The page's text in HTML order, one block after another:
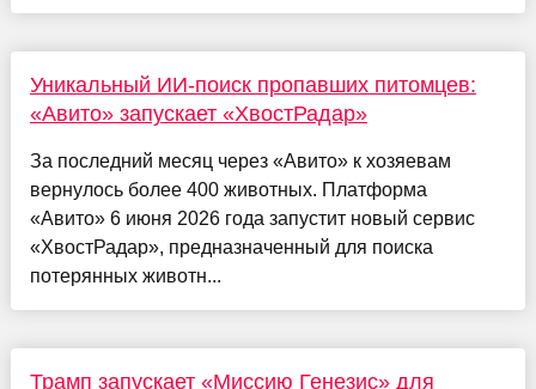
Уникальный ИИ-поиск пропавших питомцев:
«Авито» запускает «ХвостРадар»
За последний месяц через «Авито» к хозяевам
вернулось более 400 животных. Платформа
«Авито» 6 июня 2026 года запустит новый сервис
«ХвостРадар», предназначенный для поиска
потерянных животн...
Трамп запускает «Миссию Генезис» для